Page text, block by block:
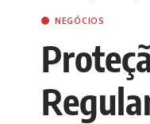
NEGÓCIOS